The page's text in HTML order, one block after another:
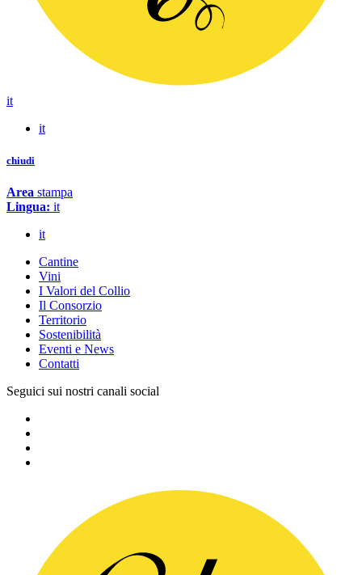
it
it
chiudi
Area stampa
Lingua: it
it
Cantine
Vini
I Valori del Collio
Il Consorzio
Territorio
Sostenibilità
Eventi e News
Contatti
Seguici sui nostri canali social